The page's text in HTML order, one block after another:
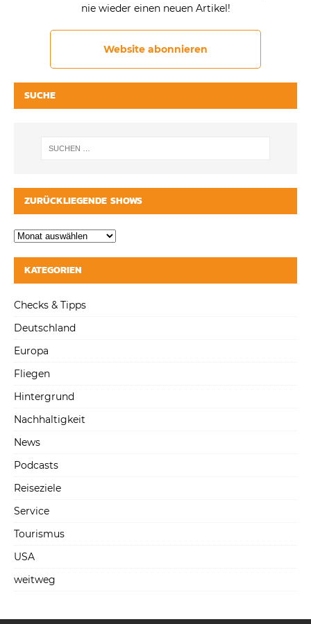
nie wieder einen neuen Artikel!
Website abonnieren
SUCHE
ZURÜCKLIEGENDE SHOWS
KATEGORIEN
Checks & Tipps
Deutschland
Europa
Fliegen
Hintergrund
Nachhaltigkeit
News
Podcasts
Reiseziele
Service
Tourismus
USA
weitweg